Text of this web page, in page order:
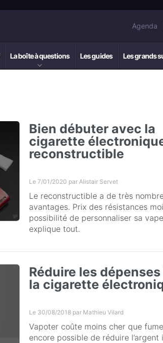
Agenda
La boîte à questions Les guides Les grands
Bien débuter avec la
cigarette
reconstructible
Le 7/01/2020 parAlistair Servet
Le reconstructible a de très
avantages. Prix des résistances
possibilité de personnaliser sa
explique tout.
Réduire les
la cigarette
Le 30/08/2018 par Mathieu Vilard
Vapoter coûte moins cher que
encore possible de réduire